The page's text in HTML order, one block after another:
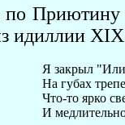
по
идиллии
Я закрыл
На губах
Что-то ярко
И